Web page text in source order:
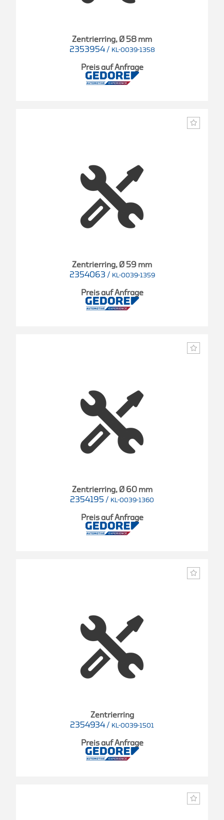
Zentrierring, Ø 58 mm
2353954 / KL-0039-1358
Preis auf Anfrage
Zentrierring, Ø 59 mm
2354063 / KL-0039-1359
Preis auf Anfrage
Zentrierring, Ø 60 mm
2354195 / KL-0039-1360
Preis auf Anfrage
Zentrierring
2354934 / KL-0039-1501
Preis auf Anfrage